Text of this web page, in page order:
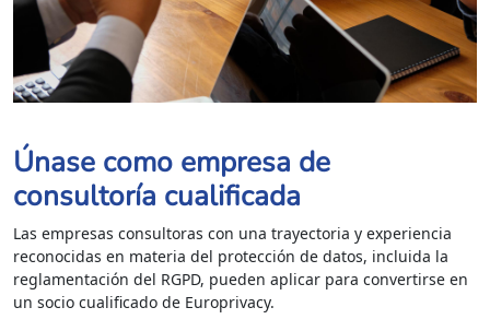
Únase como empresa de
consultoría cualificada
Las empresas consultoras con una trayectoria y experiencia
reconocidas en materia del protección de datos, incluida la
reglamentación del RGPD, pueden aplicar para convertirse en
un socio cualificado de Europrivacy.